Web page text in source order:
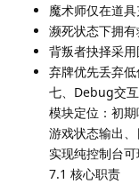
魔术师仅在道
濒死状态下拥
背叛者抉择采用
弃牌优先丢弃
七、Debug交互
模块定位：初期
游戏状态输出
实现纯控制台可
7.1 核心职责